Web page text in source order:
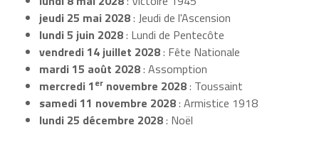
jeudi 25 mai 2028: Jeudi de l'Ascension
lundi 5 juin 2028: Lundi de Pentecôte
vendredi 14 juillet 2028: Fête Nationale
mardi 15 août 2028: Assomption
mercredi 1er novembre 2028: Toussaint
samedi 11 novembre 2028: Armistice 1918
lundi 25 décembre 2028: Noël